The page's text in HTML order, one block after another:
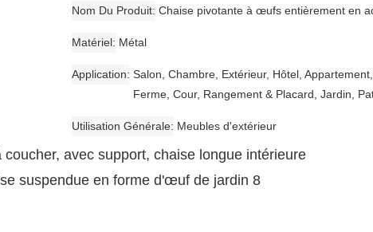
Nom Du Produit Chaise pivotante à œufs entièrement en
Matériel Métal
Application Salon, Chambre, Extérieur, Hôtel, Appartement,
Ferme, Cour, Rangement & Placard, Jardin,
Utilisation Générale Meubles d'extérieur